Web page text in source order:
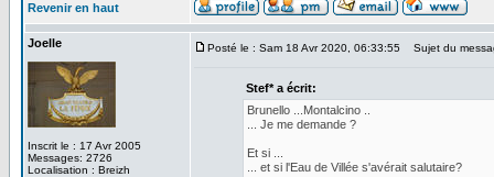
Revenir en haut
Joelle
Inscrit le : 17 Avr 2005
Messages: 2726
Localisation : Breizh
Posté le : Sam 18 Avr 2020, 06:33:55 Sujet du
Stef* a écrit:
Brunello ...Montalcino ..
... Je me demande ?
Et si ...
... et si l'Eau de Villée s'avérait salutaire?